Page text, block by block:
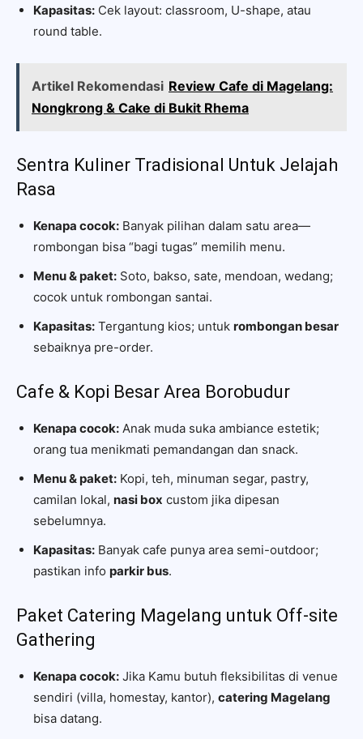
Kapasitas: Cek layout: classroom, U-shape, atau
round table.
Artikel Rekomendasi Review Cafe di Magelang:
Nongkrong & Cake di Bukit Rhema
Sentra Kuliner Tradisional Untuk Jelajah
Rasa
Kenapa cocok: Banyak pilihan dalam satu area—
rombongan bisa “bagi tugas” memilih menu.
Menu & paket: Soto, bakso, sate, mendoan, wedang;
cocok untuk rombongan santai.
Kapasitas: Tergantung kios; untuk rombongan besar
sebaiknya pre-order.
Cafe & Kopi Besar Area Borobudur
Kenapa cocok: Anak muda suka ambiance estetik;
orang tua menikmati pemandangan dan snack.
Menu & paket: Kopi, teh, minuman segar, pastry,
camilan lokal, nasi box custom jika dipesan
sebelumnya.
Kapasitas: Banyak cafe punya area semi-outdoor;
pastikan info parkir bus.
Paket Catering Magelang untuk Off-site
Gathering
Kenapa cocok: Jika Kamu butuh fleksibilitas di venue
sendiri (villa, homestay, kantor), catering Magelang
bisa datang.